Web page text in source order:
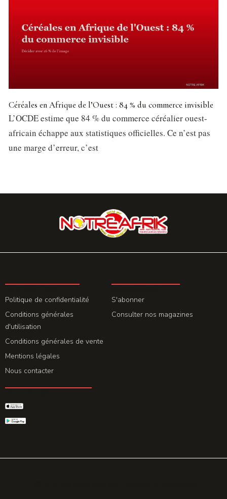
Céréales en Afrique de l’Ouest : 84 % du commerce invisible
L’OCDE estime que 84 % du commerce céréalier ouest-
africain échappe aux statistiques officielles. Ce n’est pas
une marge d’erreur, c’est
Politique de confidentialité
Conditions générales
d'utilisation
Conditions générales de vente
Mentions légales
Nous contacter
S'abonner
Consulter nos magazines